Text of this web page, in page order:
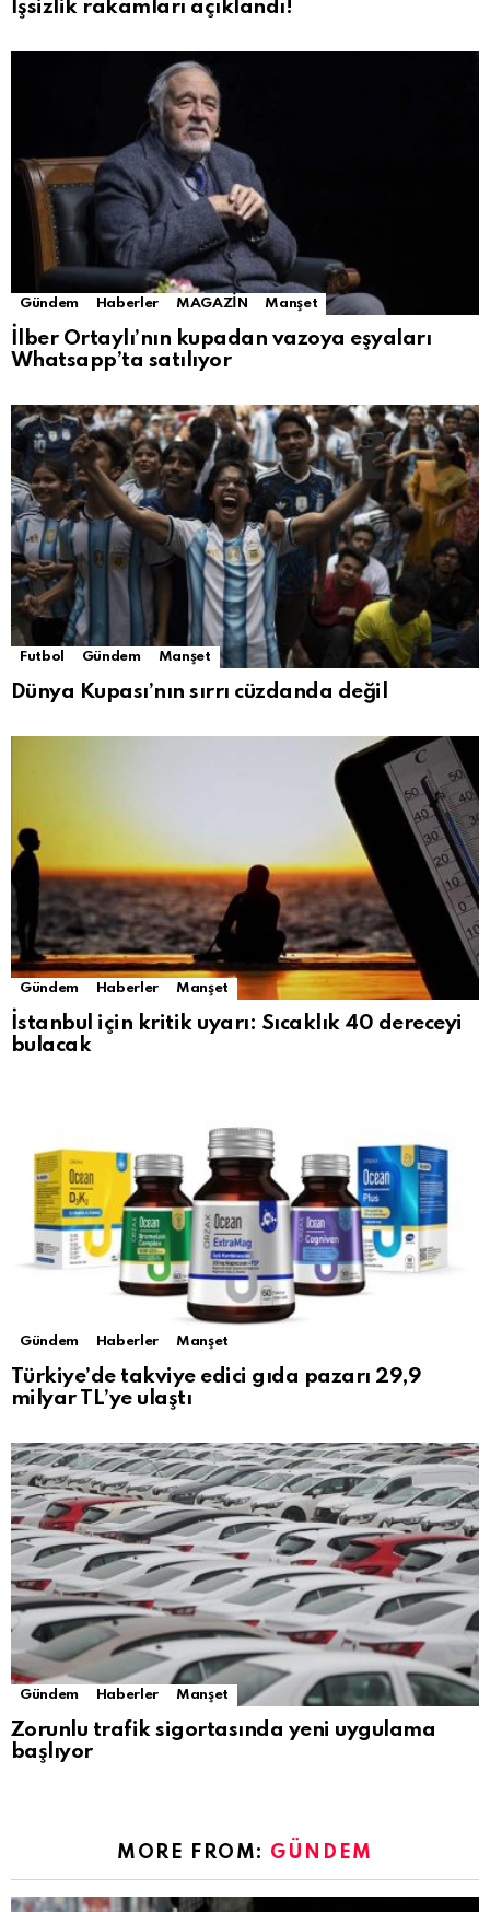
İşsizlik rakamları açıklandı!
Gündem Haberler MAGAZİN Manşet
İlber Ortaylı’nın kupadan vazoya eşyaları
Whatsapp’ta satılıyor
Futbol Gündem Manşet
Dünya Kupası’nın sırrı cüzdanda değil
Gündem Haberler Manşet
İstanbul için kritik uyarı: Sıcaklık 40 dereceyi
bulacak
Gündem Haberler Manşet
Türkiye’de takviye edici gıda pazarı 29,9
milyar TL’ye ulaştı
Gündem Haberler Manşet
Zorunlu trafik sigortasında yeni uygulama
başlıyor
MORE FROM: GÜNDEM